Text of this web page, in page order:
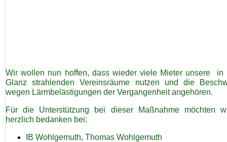
Wir wollen nun hoffen, dass wieder viele Mieter unsere in
Glanz strahlenden Vereinsräume nutzen und die
wegen Lärmbelästigungen der Vergangenheit angehören.
Für die Unterstützung bei dieser Maßnahme möchten
herzlich bedanken bei:
IB Wohlgemuth, Thomas Wohlgemuth